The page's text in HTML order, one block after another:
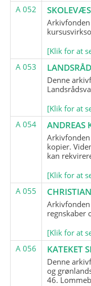
A 052
[Klik for at
A 053
Denne
[Klik for at
A 054
ANDREAS
kopier.
kan
[Klik for at
A 055
regnskaber
[Klik for at
A 056
KATEKET
Denne
og
46.